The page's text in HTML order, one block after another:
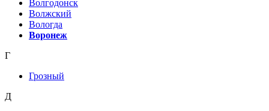
Волгодонск
Волжский
Вологда
Воронеж
Г
Грозный
Д